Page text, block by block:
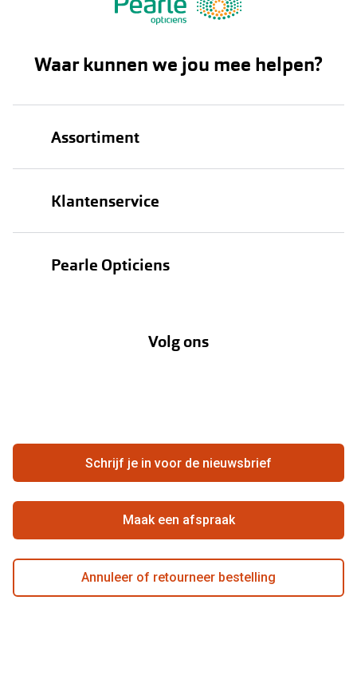
Waar kunnen we jou mee helpen?
Assortiment
Klantenservice
Verzending
Hier de overeenkomst ontbinden
Zorgvergoeding
Pearle Opticiens
Ondernemen bij Pearle
Beste winkelketen
Actievoorwaarden
Volg ons
Schrijf je in voor de nieuwsbrief
Maak een afspraak
Annuleer of retourneer bestelling